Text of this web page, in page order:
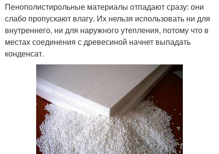
Пенополистирольные материалы отпадают сразу: они
слабо пропускают влагу. Их нельзя использовать ни для
внутреннего, ни для наружного утепления, потому что в
местах соединения с древесиной начнет выпадать
конденсат.